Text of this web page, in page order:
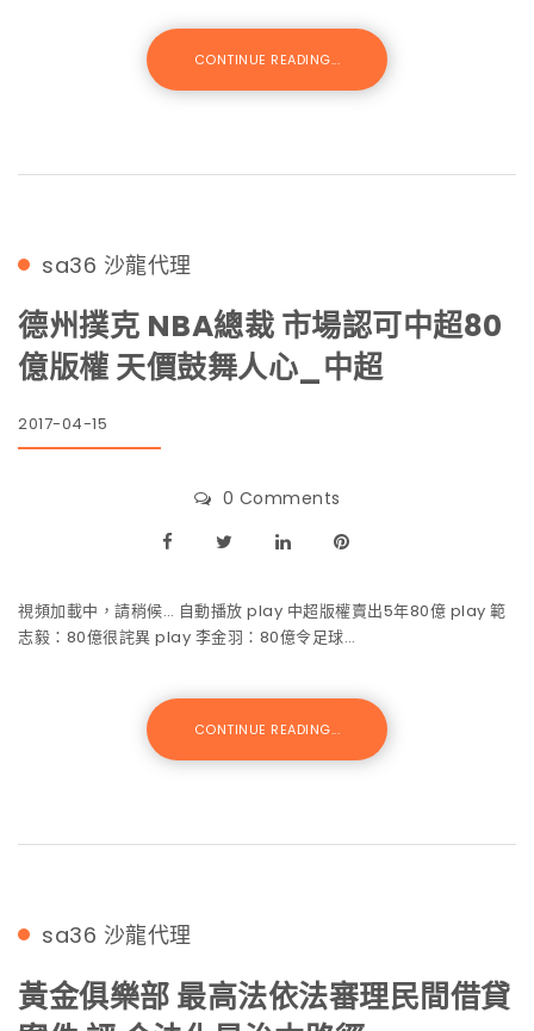
CONTINUE READING...
sa36 沙龍代理
德州撲克 NBA總裁 市場認可中超80
億版權 天價鼓舞人心_中超
2017-04-15
0 Comments
視頻加載中，請稍候… 自動播放 play 中超版權賣出5年80億 play 範
志毅：80億很詫異 play 李金羽：80億令足球…
CONTINUE READING...
sa36 沙龍代理
黃金俱樂部 最高法依法審理民間借貸